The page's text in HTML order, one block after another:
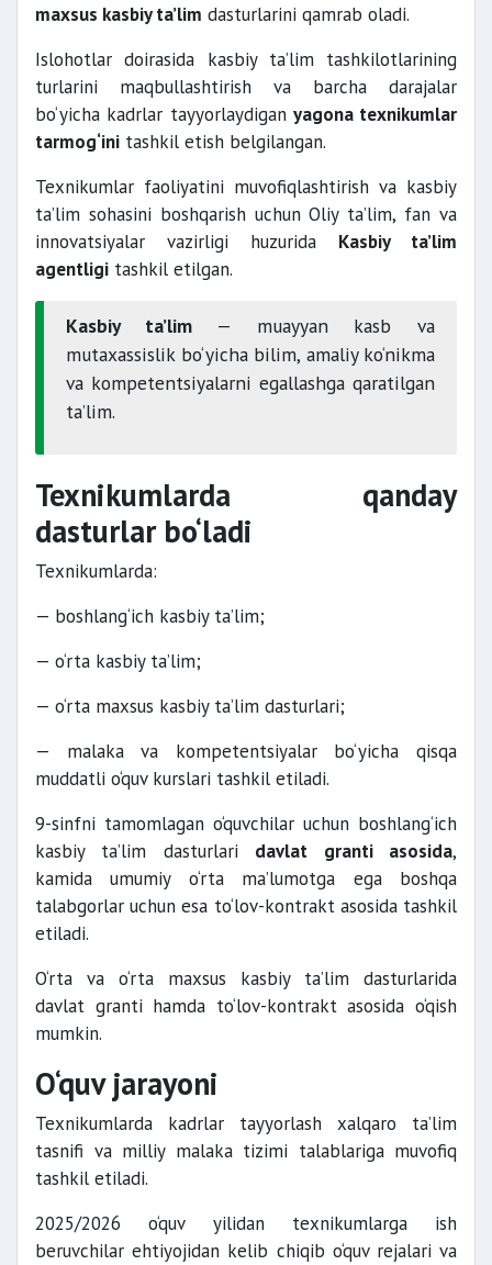
maxsus kasbiy ta’lim dasturlarini qamrab oladi.
Islohotlar doirasida kasbiy ta’lim tashkilotlarining
turlarini maqbullashtirish va barcha darajalar
bo‘yicha kadrlar tayyorlaydigan yagona texnikumlar
tarmog‘ini tashkil etish belgilangan.
Texnikumlar faoliyatini muvofiqlashtirish va kasbiy
ta’lim sohasini boshqarish uchun Oliy ta’lim, fan va
innovatsiyalar vazirligi huzurida Kasbiy ta’lim
agentligi tashkil etilgan.
Kasbiy ta’lim— muayyan kasb va
mutaxassislik bo‘yicha bilim, amaliy ko‘nikma
va kompetentsiyalarni egallashga qaratilgan
ta’lim.
Texnikumlarda qanday
dasturlar bo‘ladi
Texnikumlarda:
— boshlang‘ich kasbiy ta’lim;
— o‘rta kasbiy ta’lim;
— o‘rta maxsus kasbiy ta’lim dasturlari;
— malaka va kompetentsiyalar bo‘yicha qisqa
muddatli o‘quv kurslari tashkil etiladi.
9-sinfni tamomlagan o‘quvchilar uchun boshlang‘ich
kasbiy ta’lim dasturlari davlat granti asosida,
kamida umumiy o‘rta ma’lumotga ega boshqa
talabgorlar uchun esa to‘lov-kontrakt asosida tashkil
etiladi.
O‘rta va o‘rta maxsus kasbiy ta’lim dasturlarida
davlat granti hamda to‘lov-kontrakt asosida o‘qish
mumkin.
O‘quv jarayoni
Texnikumlarda kadrlar tayyorlash xalqaro ta’lim
tasnifi va milliy malaka tizimi talablariga muvofiq
tashkil etiladi.
2025/2026 o‘quv yilidan texnikumlarga ish
beruvchilar ehtiyojidan kelib chiqib o‘quv rejalari va